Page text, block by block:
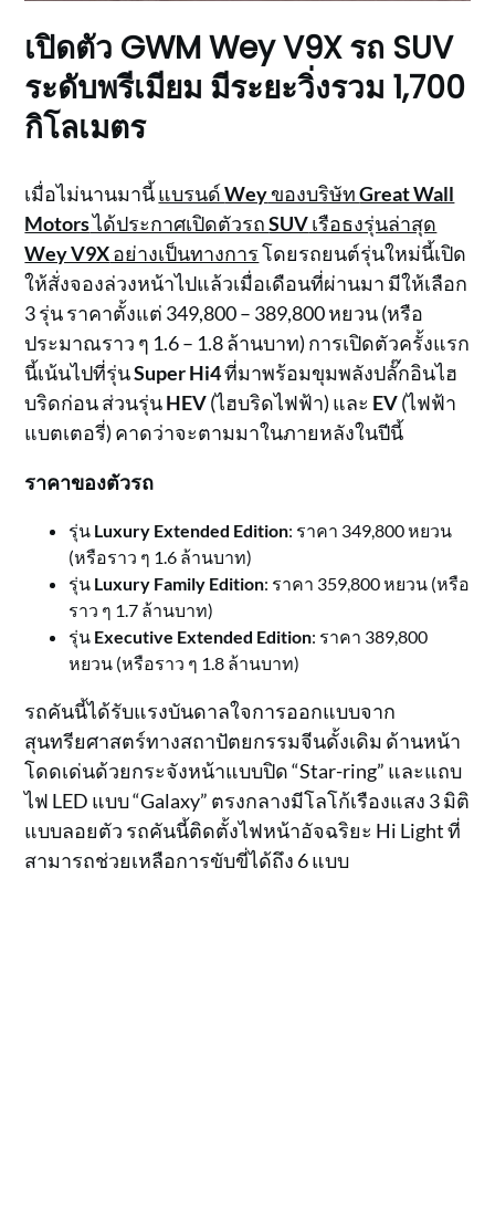
เปิดตัว GWM Wey V9X รถ SUV
ระดับพรีเมียม มีระยะวิ่งรวม 1,700
กิโลเมตร
เมื่อไม่นานมานี้แบรนด์WeyของบริษัทGreat Wall
Motorsได้ประกาศเปิดตัวรถSUVเรือธงรุ่นล่าสุด
Wey V9Xอย่างเป็นทางการโดยรถยนต์รุ่นใหม่นี้เปิด
ให้สั่งจองล่วงหน้าไปแล้วเมื่อเดือนที่ผ่านมา มีให้เลือก
3 รุ่น ราคาตั้งแต่ 349,800 – 389,800 หยวน (หรือ
ประมาณราว ๆ 1.6 – 1.8 ล้านบาท) การเปิดตัวครั้งแรก
นี้เน้นไปที่รุ่นSuper Hi4ที่มาพร้อมขุมพลังปลั๊กอินไฮ
บริดก่อน ส่วนรุ่นHEV(ไฮบริดไฟฟ้า) และ EV(ไฟฟ้า
แบตเตอรี่) คาดว่าจะตามมาในภายหลังในปีนี้
ราคาของตัวรถ
รุ่น Luxury Extended Edition: ราคา 349,800 หยวน
(หรือราว ๆ 1.6 ล้านบาท)
รุ่น Luxury Family Edition: ราคา 359,800 หยวน (หรือ
ราว ๆ 1.7 ล้านบาท)
รุ่น Executive Extended Edition: ราคา 389,800
หยวน (หรือราว ๆ 1.8 ล้านบาท)
รถคันนี้ได้รับแรงบันดาลใจการออกแบบจาก
สุนทรียศาสตร์ทางสถาปัตยกรรมจีนดั้งเดิม ด้านหน้า
โดดเด่นด้วยกระจังหน้าแบบปิด “Star-ring” และแถบ
ไฟ LED แบบ “Galaxy” ตรงกลางมีโลโก้เรืองแสง 3 มิติ
แบบลอยตัว รถคันนี้ติดตั้งไฟหน้าอัจฉริยะ Hi Light ที่
สามารถช่วยเหลือการขับขี่ได้ถึง 6 แบบ